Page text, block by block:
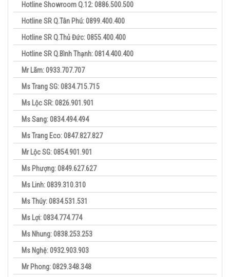
Hotline Showroom Q.12: 0886.500.500
Hotline SR Q.Tân Phú: 0899.400.400
Hotline SR Q.Thủ Đức: 0855.400.400
Hotline SR Q.Bình Thạnh: 0814.400.400
Mr Lãm: 0933.707.707
Ms Trang SG: 0834.715.715
Ms Lộc SR: 0826.901.901
Ms Sang: 0834.494.494
Ms Trang Eco: 0847.827.827
Mr Lộc SG: 0854.901.901
Ms Phượng: 0849.627.627
Ms Linh: 0839.310.310
Ms Thúy: 0834.531.531
Ms Lợi: 0834.774.774
Ms Nhung: 0838.253.253
Ms Nghệ: 0932.903.903
Mr Phong: 0829.348.348